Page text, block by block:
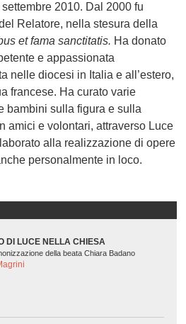
2010. Dal 2000 fu
Relatore, nella stesura della
et fama sanctitatis. Ha donato
e appassionata
nelle diocesi in Italia e all’estero,
francese. Ha curato varie
bambini sulla figura e sulla
amici e volontari, attraverso Luce
alla realizzazione di opere
personalmente in loco.
DI LUCE NELLA CHIESA
della beata Chiara Badano